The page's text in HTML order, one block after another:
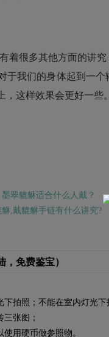
着很多其他方面的讲
于我们的身体起到一
这样效果会更好一些。
翠貔貅适合什么人戴？
,戴貔貅手链有什么讲究?
免费鉴宝）
拍照；不能在室内灯光下
三张图；
使用硬币做参照物。